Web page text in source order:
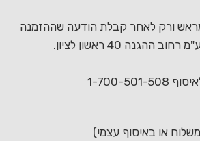
ורק לאחר קבלת הודעה שההזמנה
40 ראשון לציון.
501-508